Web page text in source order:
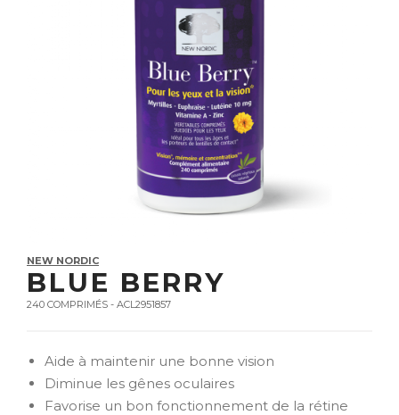
NEW NORDIC
BLUE BERRY
240 COMPRIMÉS - ACL2951857
Aide à maintenir une bonne vision
Diminue les gênes oculaires
Favorise un bon fonctionnement de la rétine